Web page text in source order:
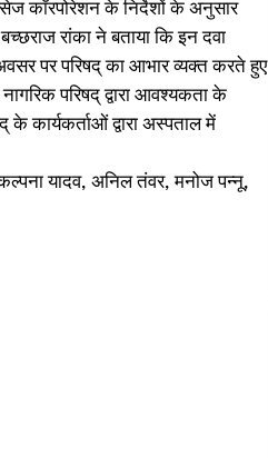
काॅरपोरेशन के निर्देशों के अनुसार
रांका ने बताया कि इन दवा
पर परिषद् का आभार व्यक्त करते हुए
परिषद् द्वारा आवश्यकता के
के कार्यकर्ताओं द्वारा अस्पताल में
यादव, अनिल तंवर, मनोज पन्नू,